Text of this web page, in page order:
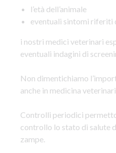
l’età dell’animale
eventuali sintomi riferiti
i nostri medici veterinari
eventuali indagini di
Non dimentichiamo
anche in medicina
Controlli periodici
controllo lo stato di salute
zampe.